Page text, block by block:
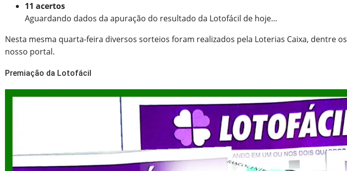
11 acertos
Aguardando dados da apuração do resultado da Lotofácil de hoje…
Nesta mesma quarta-feira diversos sorteios foram realizados pela Loterias Caixa, dentre
nosso portal.
Premiação da Lotofácil